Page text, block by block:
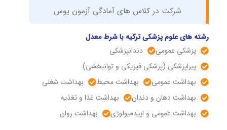
شرکت درکلاس های آمادگی آزمون یوس
رشته‌ های علوم پزشکی ترکیه با شرط معدل
پزشکی عمومی
دندانپزشکی
پیراپزشکی (پزشکی فیزیکی و توانبخشی)
بهداشت عمومی
بهداشت محیط
بهداشت شغلی
بهداشت دهان و دندان
بهداشت غذا و تغذیه
بهداشت عمومی و اپیدمیولوژی
بهداشت روان